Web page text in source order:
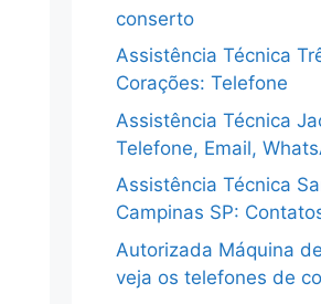
conserto
Assistência Técnica
Corações: Telefone
Assistência Técnica
Telefone, Email,
Assistência Técnica
Campinas SP:
Autorizada Máquina
veja os telefones de